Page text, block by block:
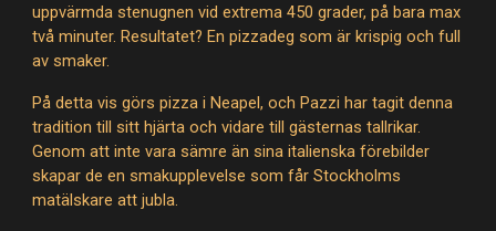
uppvärmda stenugnen vid extrema 450 grader, på bara max
två minuter. Resultatet? En pizzadeg som är krispig och full
av smaker.
På detta vis görs pizza i Neapel, och Pazzi har tagit denna
tradition till sitt hjärta och vidare till gästernas tallrikar.
Genom att inte vara sämre än sina italienska förebilder
skapar de en smakupplevelse som får Stockholms
matälskare att jubla.